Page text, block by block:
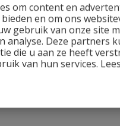
om content en
en om ons
gebruik van onze site
analyse. Deze partners
die u aan ze heeft
van hun services.